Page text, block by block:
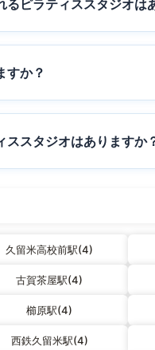
ピラティススタジオは
すか？
スタジオはありますか
久留米高校前駅(4)
古賀茶屋駅(4)
櫛原駅(4)
西鉄久留米駅(4)